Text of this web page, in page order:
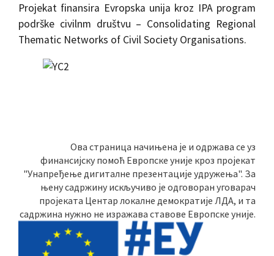
Projekat finansira Evropska unija kroz IPA program
podrške civilnm društvu – Consolidating Regional
Thematic Networks of Civil Society Organisations.
Ова страница начињена је и одржава се уз
финансијску помоћ Европске уније кроз пројекат
"Унапређење дигиталне презентације удружења". За
њену садржину искључиво је одговоран уговарач
пројеката Центар локалне демократије ЛДА, и та
садржина нужно не изражава ставове Европске уније.